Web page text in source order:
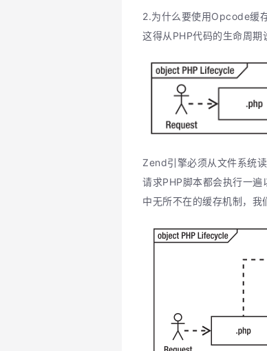
2.为什么要使用Opcode缓存
这得从PHP代码的生命周期
Zend引擎必须从文件系统
请求PHP脚本都会执行一
中无所不在的缓存机制，